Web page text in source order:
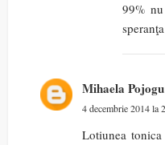
99%
Mihaela Pojogu
4 decembrie 2014 la
Lotiunea